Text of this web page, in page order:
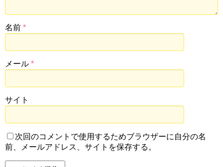
名前 *
メール *
サイト
次回のコメントで使用するためブラウザーに自分の名
前、メールアドレス、サイトを保存する。